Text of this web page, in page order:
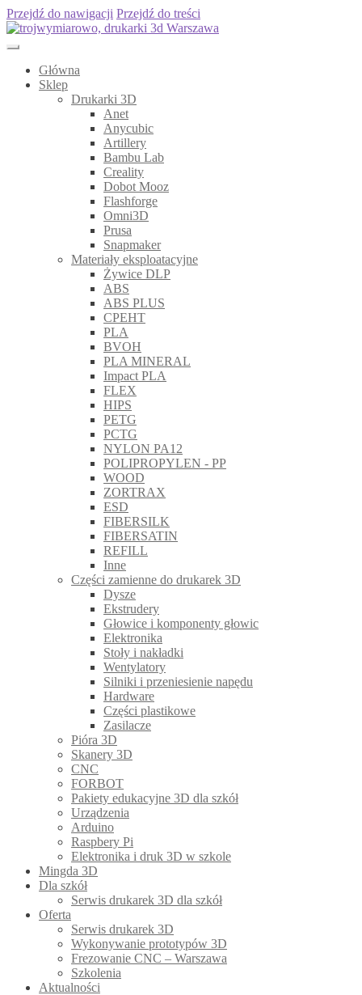
Przejdź do nawigacji Przejdź do treści
Główna
Sklep
Drukarki 3D
Anet
Anycubic
Artillery
Bambu Lab
Creality
Dobot Mooz
Flashforge
Omni3D
Prusa
Snapmaker
Materiały eksploatacyjne
Żywice DLP
ABS
ABS PLUS
CPEHT
PLA
BVOH
PLA MINERAL
Impact PLA
FLEX
HIPS
PETG
PCTG
NYLON PA12
POLIPROPYLEN - PP
WOOD
ZORTRAX
ESD
FIBERSILK
FIBERSATIN
REFILL
Inne
Części zamienne do drukarek 3D
Dysze
Ekstrudery
Głowice i komponenty głowic
Elektronika
Stoły i nakładki
Wentylatory
Silniki i przeniesienie napędu
Hardware
Części plastikowe
Zasilacze
Pióra 3D
Skanery 3D
CNC
FORBOT
Pakiety edukacyjne 3D dla szkół
Urządzenia
Arduino
Raspbery Pi
Elektronika i druk 3D w szkole
Mingda 3D
Dla szkół
Serwis drukarek 3D dla szkół
Oferta
Serwis drukarek 3D
Wykonywanie prototypów 3D
Frezowanie CNC – Warszawa
Szkolenia
Aktualności